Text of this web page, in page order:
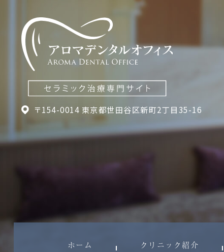
〒154-0014 東京都世田谷区新町2丁目35-16
ホーム クリニック紹介